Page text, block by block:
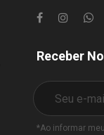
Receber
*Ao informar